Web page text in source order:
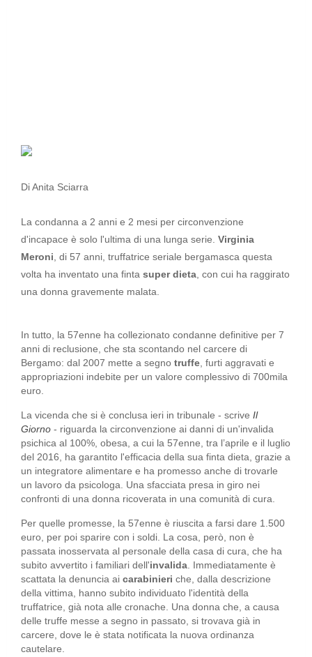
Di Anita Sciarra
La condanna a 2 anni e 2 mesi per circonvenzione
d'incapace è solo l'ultima di una lunga serie. Virginia
Meroni, di 57 anni, truffatrice seriale bergamasca questa
volta ha inventato una finta super dieta, con cui ha raggirato
una donna gravemente malata.
In tutto, la 57enne ha collezionato condanne definitive per 7
anni di reclusione, che sta scontando nel carcere di
Bergamo: dal 2007 mette a segno truffe, furti aggravati e
appropriazioni indebite per un valore complessivo di 700mila
euro.
La vicenda che si è conclusa ieri in tribunale - scrive Il
Giorno - riguarda la circonvenzione ai danni di un'invalida
psichica al 100%, obesa, a cui la 57enne, tra l’aprile e il luglio
del 2016, ha garantito l'efficacia della sua finta dieta, grazie a
un integratore alimentare e ha promesso anche di trovarle
un lavoro da psicologa. Una sfacciata presa in giro nei
confronti di una donna ricoverata in una comunità di cura.
Per quelle promesse, la 57enne è riuscita a farsi dare 1.500
euro, per poi sparire con i soldi. La cosa, però, non è
passata inosservata al personale della casa di cura, che ha
subito avvertito i familiari dell'invalida. Immediatamente è
scattata la denuncia ai carabinieri che, dalla descrizione
della vittima, hanno subito individuato l'identità della
truffatrice, già nota alle cronache. Una donna che, a causa
delle truffe messe a segno in passato, si trovava già in
carcere, dove le è stata notificata la nuova ordinanza
cautelare.